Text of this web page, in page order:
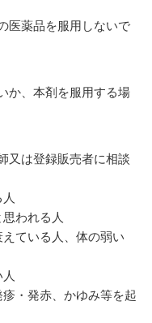
医薬品を服用しないで
か、本剤を服用する場
又は登録販売者に相談
われる人
えている人、体の弱い
疹・発赤、かゆみ等を起